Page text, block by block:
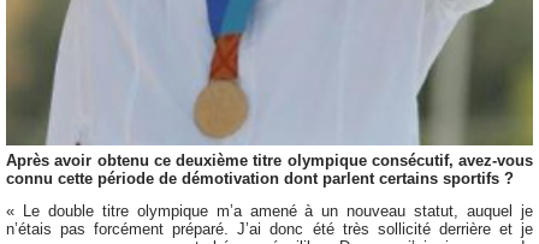
Après avoir obtenu ce deuxième titre olympique consécutif, avez-vous
connu cette période de démotivation dont parlent certains sportifs ?
« Le double titre olympique m’a amené à un nouveau statut, auquel je
n’étais pas forcément préparé. J’ai donc été très sollicité derrière et je